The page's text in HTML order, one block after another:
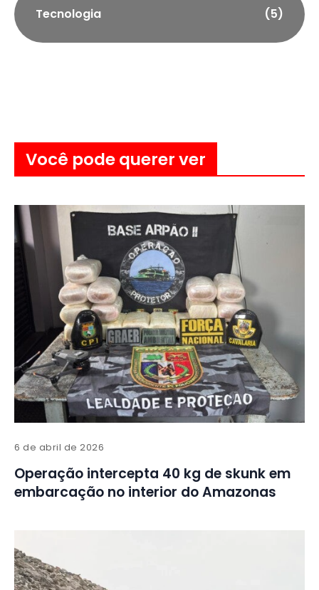
Tecnologia (5)
Você pode querer ver
6 de abril de 2026
Operação intercepta 40 kg de skunk em
embarcação no interior do Amazonas